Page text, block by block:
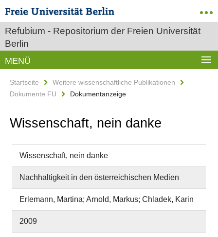
Refubium - Repositorium der Freien Universität
Berlin
MENÜ
Startseite
Weitere wissenschaftliche Publikationen
Dokumente FU
Dokumentanzeige
Wissenschaft, nein danke
Wissenschaft, nein danke
Nachhaltigkeit in den österreichischen Medien
Erlemann, Martina; Arnold, Markus; Chladek, Karin
2009